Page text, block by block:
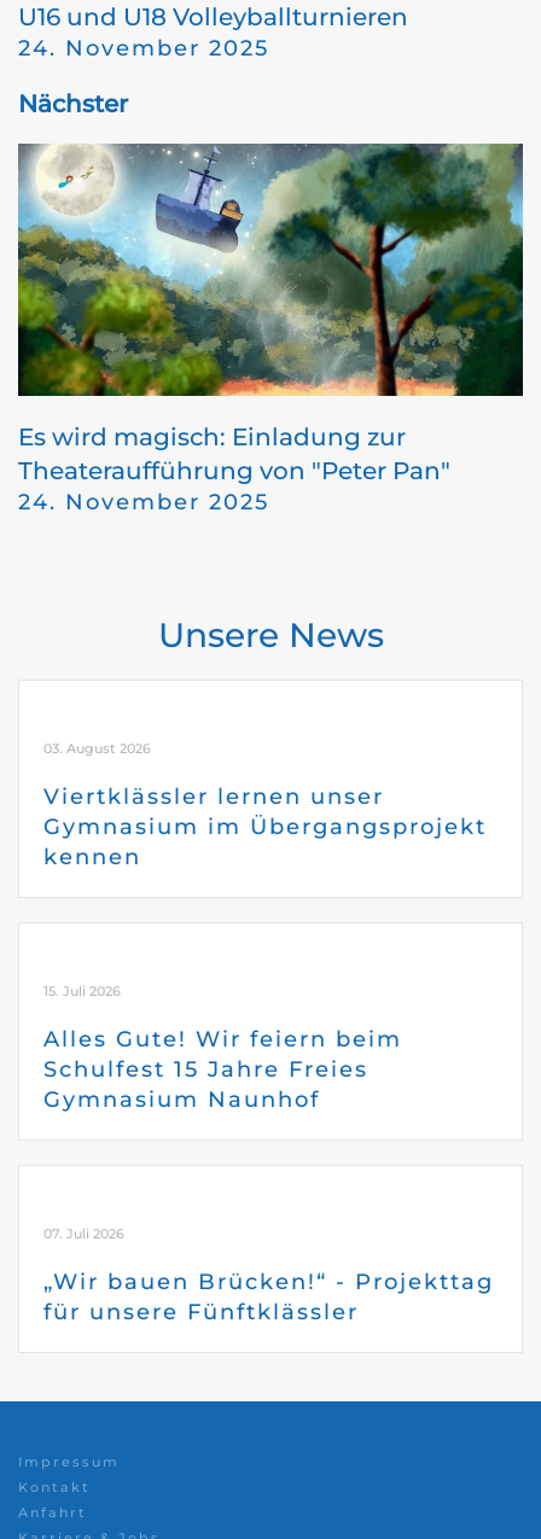
U16 und U18 Volleyballturnieren
24. November 2025
Nächster
Es wird magisch: Einladung zur
Theateraufführung von "Peter Pan"
24. November 2025
Unsere News
03. August 2026
Viertklässler lernen unser
Gymnasium im Übergangsprojekt
kennen
15. Juli 2026
Alles Gute! Wir feiern beim
Schulfest 15 Jahre Freies
Gymnasium Naunhof
07. Juli 2026
„Wir bauen Brücken!“ - Projekttag
für unsere Fünftklässler
Impressum
Kontakt
Anfahrt